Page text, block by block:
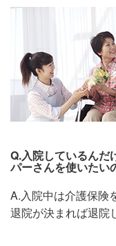
Q.入院しているんだ
パーさんを使いたい
A.入院中は介護保険
退院が決まれば退院